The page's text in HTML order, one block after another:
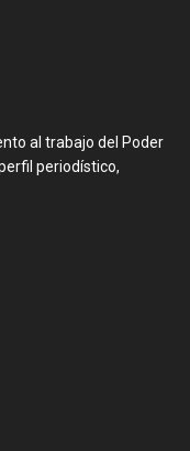
al trabajo del Poder
periodístico,